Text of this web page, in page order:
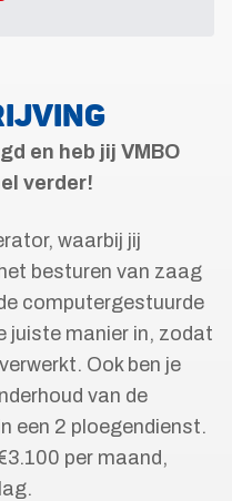
en heb jij VMBO
verder!
waarbij jij
besturen van zaag
computergestuurde
juiste manier in, zodat
Ook ben je
van de
een 2 ploegendienst.
per maand,